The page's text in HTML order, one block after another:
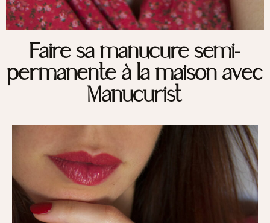
Faire sa manucure semi-
permanente à la maison avec
Manucurist